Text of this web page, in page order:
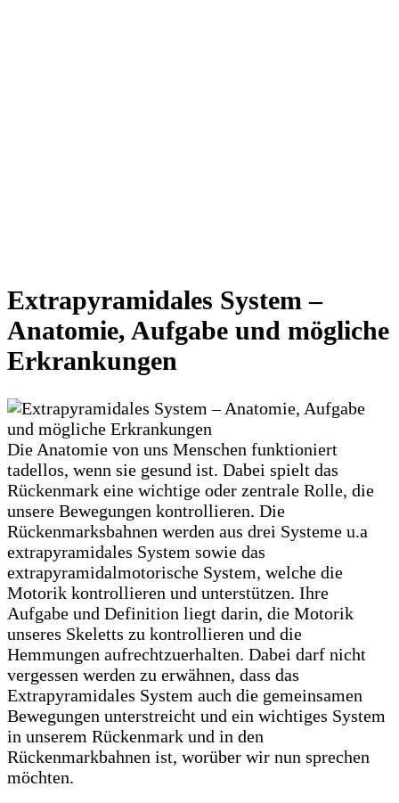
Extrapyramidales System –
Anatomie, Aufgabe und mögliche
Erkrankungen
Die Anatomie von uns Menschen funktioniert
tadellos, wenn sie gesund ist. Dabei spielt das
Rückenmark eine wichtige oder zentrale Rolle, die
unsere Bewegungen kontrollieren. Die
Rückenmarksbahnen werden aus drei Systeme u.a
extrapyramidales System sowie das
extrapyramidalmotorische System, welche die
Motorik kontrollieren und unterstützen. Ihre
Aufgabe und Definition liegt darin, die Motorik
unseres Skeletts zu kontrollieren und die
Hemmungen aufrechtzuerhalten. Dabei darf nicht
vergessen werden zu erwähnen, dass das
Extrapyramidales System auch die gemeinsamen
Bewegungen unterstreicht und ein wichtiges System
in unserem Rückenmark und in den
Rückenmarkbahnen ist, worüber wir nun sprechen
möchten.